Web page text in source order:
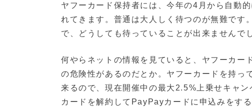
ヤフーカード保持者には、今年の4月から自動
れてきます。普通は大人しく待つのが無難です
で、どうしても待っていることが出来ませんで
何やらネットの情報を見ていると、ヤフーカー
の危険性があるのだとか。ヤフーカードを持っ
来るので、現在開催中の最大2.5%上乗せキャ
カードを解約してPayPayカードに申込みをす